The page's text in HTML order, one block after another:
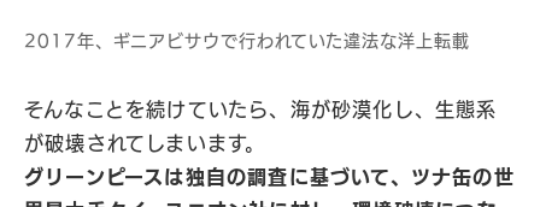
2017年、ギニアビサウで行われていた違法な洋上転載
そんなことを続けていたら、海が砂漠化し、生態系
が破壊されてしまいます。
グリーンピースは独自の調査に基づいて、ツナ缶の世